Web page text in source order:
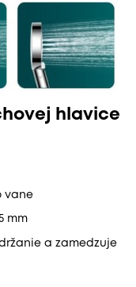
hlavice
vane
mm
a zamedzuje